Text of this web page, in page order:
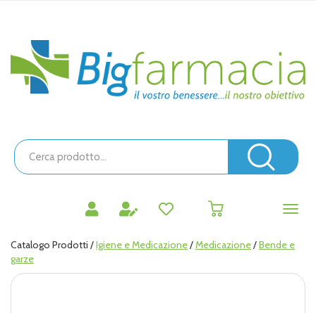
principaleBigfarmacia
Cerca
Prodotto
Catalogo Prodotti /Igiene e Medicazione/Medicazione/Bende e
garze